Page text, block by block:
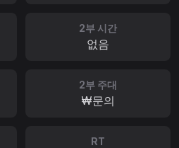
2부 시간
없음
2부 주대
₩문의
RT